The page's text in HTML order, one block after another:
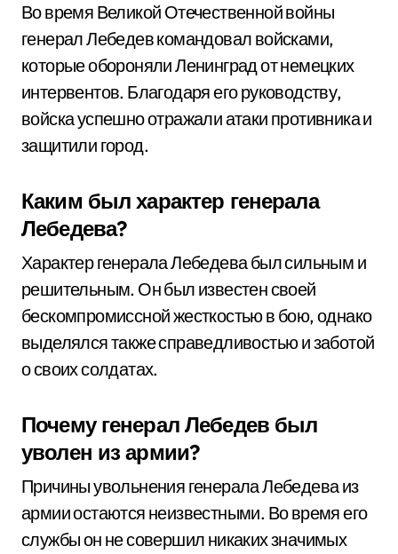
Во время Великой Отечественной войны
генерал Лебедев командовал войсками,
которые обороняли Ленинград от немецких
интервентов. Благодаря его руководству,
войска успешно отражали атаки противника и
защитили город.
Каким был характер генерала
Лебедева?
Характер генерала Лебедева был сильным и
решительным. Он был известен своей
бескомпромиссной жесткостью в бою, однако
выделялся также справедливостью и заботой
о своих солдатах.
Почему генерал Лебедев был
уволен из армии?
Причины увольнения генерала Лебедева из
армии остаются неизвестными. Во время его
службы он не совершил никаких значимых